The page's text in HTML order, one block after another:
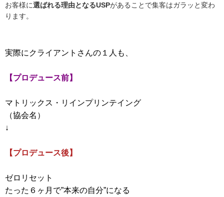
お客様に選ばれる理由となるUSPがあることで集客はガラッと変わ
ります。
実際にクライアントさんの１人も、
【プロデュース前】
マトリックス・リインプリンテイング
（協会名）
↓
【プロデュース後】
ゼロリセット
たった６ヶ月で”本来の自分”になる